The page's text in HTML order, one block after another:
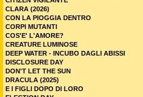
CLARA (2026)
CON LA PIOGGIA DENTRO
CORPI MUTANTI
COS'E' L'AMORE?
CREATURE LUMINOSE
DEEP WATER - INCUBO DAGLI ABISSI
DISCLOSURE DAY
DON'T LET THE SUN
DRACULA (2025)
E I FIGLI DOPO DI LORO